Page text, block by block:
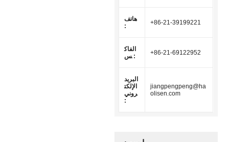
هاتف
:
+86-21-39199221
الفاك
س :
+86-21-69122952
البريد
الإلكت
روني
:
jiangpengpeng@ha
olisen.com